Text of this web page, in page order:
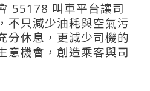
55178 叫車平台讓司
不只減少油耗與空氣污
分休息，更減少司機的
意機會，創造乘客與司